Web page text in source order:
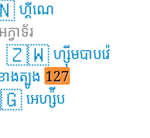
ហ្គីណេ
វាទ័រ
🇿🇼 ហ្ស៊ីមបាបវ៉េ
ាងត្បូង 127
អេហ្ស៉ីប